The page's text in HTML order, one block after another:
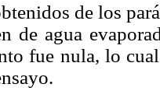
de los
de agua
fue nula, lo